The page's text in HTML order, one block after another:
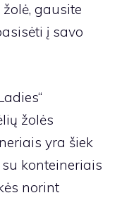
gausite
į savo
žolės
yra šiek
konteineriais
norint